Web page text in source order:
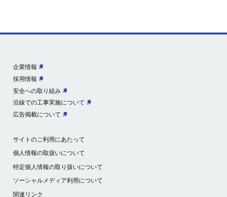
企業情報
採用情報
安全への取り組み
沿線での工事実施について
広告掲載について
サイトのご利用にあたって
個人情報の取扱いについて
特定個人情報の取り扱いについて
ソーシャルメディア利用について
関連リンク